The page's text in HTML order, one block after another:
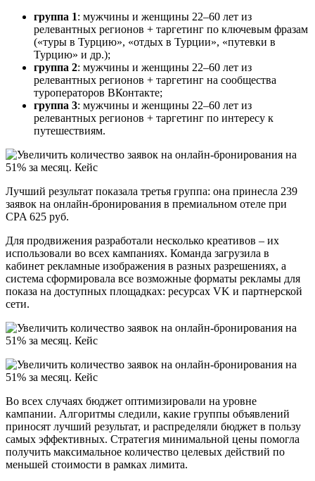
группа 1: мужчины и женщины 22–60 лет из
релевантных регионов + таргетинг по ключевым фразам
(«туры в Турцию», «отдых в Турции», «путевки в
Турцию» и др.);
группа 2: мужчины и женщины 22–60 лет из
релевантных регионов + таргетинг на сообщества
туроператоров ВКонтакте;
группа 3: мужчины и женщины 22–60 лет из
релевантных регионов + таргетинг по интересу к
путешествиям.
Лучший результат показала третья группа: она принесла 239
заявок на онлайн-бронирования в премиальном отеле при
CPA 625 руб.
Для продвижения разработали несколько креативов – их
использовали во всех кампаниях. Команда загрузила в
кабинет рекламные изображения в разных разрешениях, а
система сформировала все возможные форматы рекламы для
показа на доступных площадках: ресурсах VK и партнерской
сети.
Во всех случаях бюджет оптимизировали на уровне
кампании. Алгоритмы следили, какие группы объявлений
приносят лучший результат, и распределяли бюджет в пользу
самых эффективных. Стратегия минимальной цены помогла
получить максимальное количество целевых действий по
меньшей стоимости в рамках лимита.